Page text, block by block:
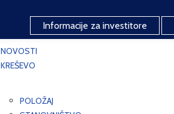
Informacije za investitore
NOVOSTI
KREŠEVO
POLOŽAJ